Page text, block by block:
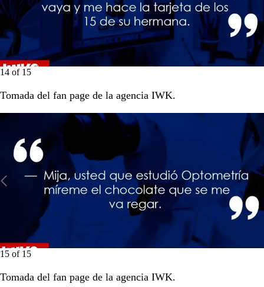
14 of 15
Tomada del fan page de la agencia IWK.
15 of 15
Tomada del fan page de la agencia IWK.